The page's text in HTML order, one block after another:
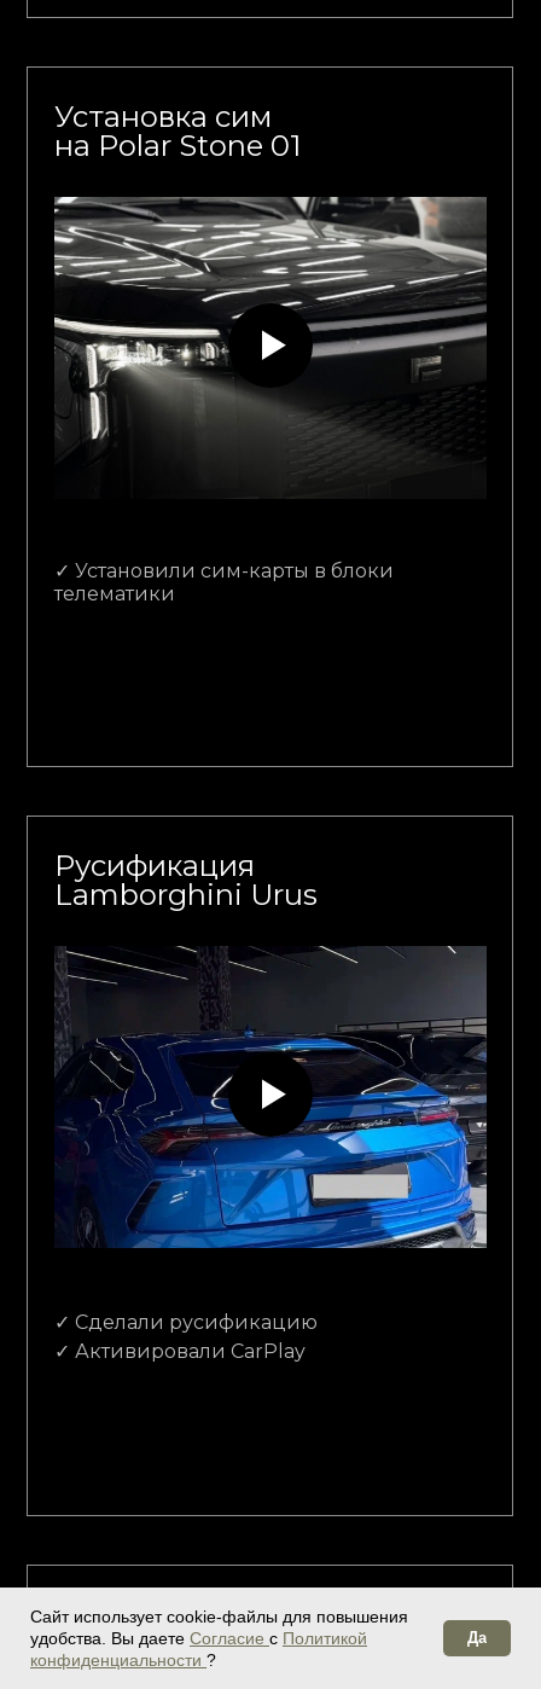
Сайт использует cookie-файлы для повышения
удобства. Вы даете Согласие с Политикой
конфиденциальности ?
Да
Установка сим
на Polar Stone 01
✓ Установили сим-карты в блоки
телематики
Русификация
Lamborghini Urus
✓ Сделали русификацию
⁠✓ Активировали CarPlay
Бронирование BMW